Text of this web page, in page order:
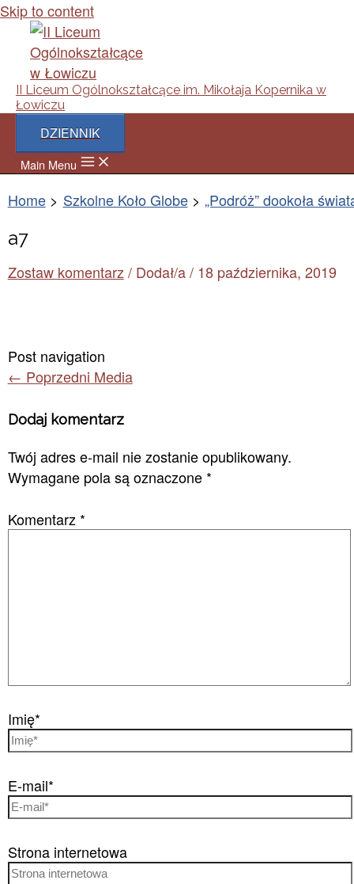
Skip to content
II Liceum Ogólnokształcące im. Mikołaja Kopernika w
Łowiczu
DZIENNIK
Main Menu
Home Szkolne Koło Globe „Podróż” dookoła
a7
Zostaw komentarz / Dodał/a / 18 października, 2019
Post navigation
← Poprzedni Media
Dodaj komentarz
Twój adres e-mail nie zostanie opublikowany.
Wymagane pola są oznaczone *
Komentarz *
Imię*
E-mail*
Strona internetowa